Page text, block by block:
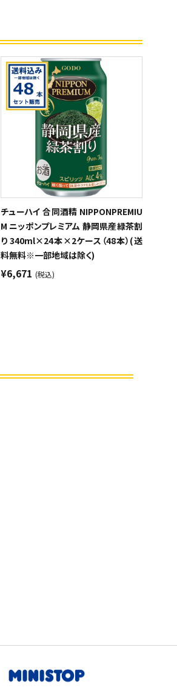
チューハイ 合同酒精 NIPPONPREMIU
M ニッポンプレミアム 静岡県産緑茶割
り 340ml×24本×2ケース（48本）(送
料無料※一部地域は除く)
¥6,671 (税込)